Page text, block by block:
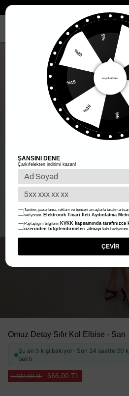
Kadın Üst
Omuz Detay Sıfır Kol Elbise - Sarı
Şu an 5 kişi bakıyor · Son 24 saatte 20
baktı
1.332,00 TL 666,00 TL
%5
%5
%10
%15
%20
ŞANSINI DENE
Çarkıfelekten indirimi kazan!
Tanıtım, pazarlama, reklam ve benzeri amaçlarla tarafıma
veriyorum. Elektronik Ticari İleti Aydınlatma
Paylaştığım bilgilerin KVKK kapsamında
üzerinden bilgilendirmeleri almayı kabul ediyorum.
ÇEVİR